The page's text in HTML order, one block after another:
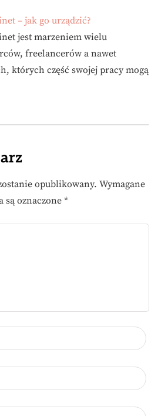
– jak go urządzić?
jest marzeniem wielu
freelancerów a nawet
których część swojej pracy mogą
opublikowany. Wymagane
są oznaczone *